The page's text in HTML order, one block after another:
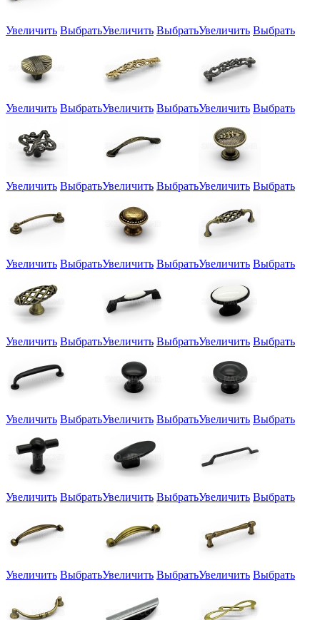
Увеличить ВыбратьУвеличить ВыбратьУвеличить Выбрать
Увеличить ВыбратьУвеличить ВыбратьУвеличить Выбрать
Увеличить ВыбратьУвеличить ВыбратьУвеличить Выбрать
Увеличить ВыбратьУвеличить ВыбратьУвеличить Выбрать
Увеличить ВыбратьУвеличить ВыбратьУвеличить Выбрать
Увеличить ВыбратьУвеличить ВыбратьУвеличить Выбрать
Увеличить ВыбратьУвеличить ВыбратьУвеличить Выбрать
Увеличить ВыбратьУвеличить ВыбратьУвеличить Выбрать